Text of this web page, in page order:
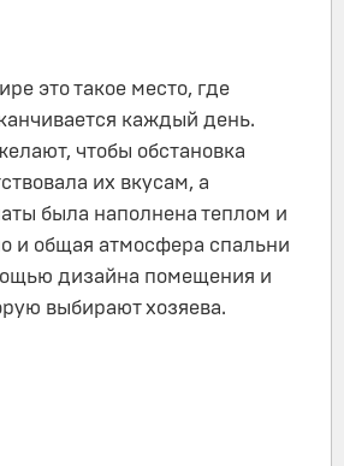
это такое место, где
каждый день.
чтобы обстановка
их вкусам, а
была наполнена теплом и
и общая атмосфера спальни
дизайна помещения и
выбирают хозяева.